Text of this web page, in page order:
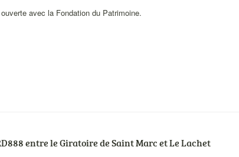
avec la Fondation du Patrimoine.
entre le Giratoire de Saint Marc et Le Lachet